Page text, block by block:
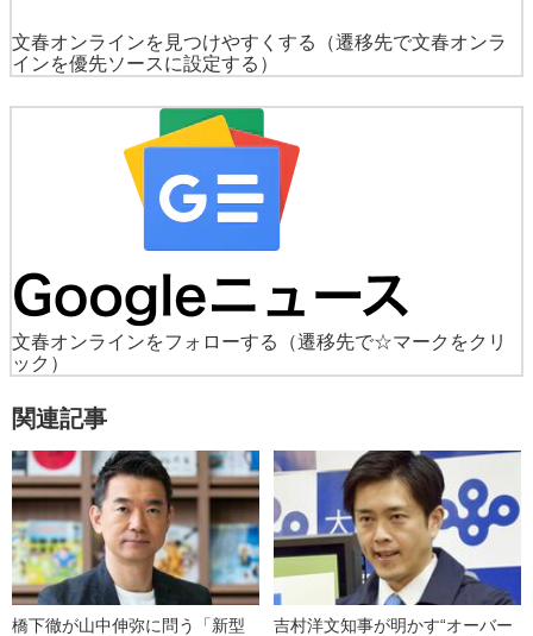
文春オンラインを見つけやすくする
（遷移先で文春オンラ
インを優先ソースに設定する）
文春オンラインをフォローする
（遷移先で☆マークをクリ
ック）
関連記事
橋下徹が山中伸弥に問う「新型
吉村洋文知事が明かす“オーバー